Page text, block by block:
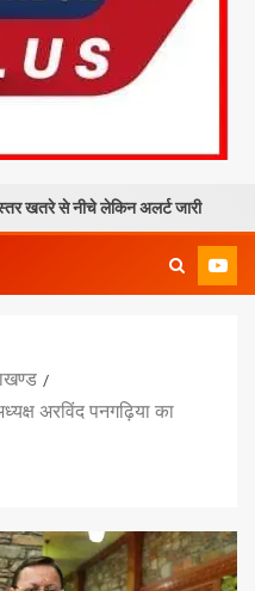
लेकिन अलर्ट जारी
अरविंद पनगढ़िया का